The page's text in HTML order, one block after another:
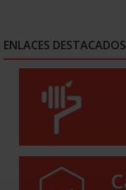
ENLACES DESTACADOS